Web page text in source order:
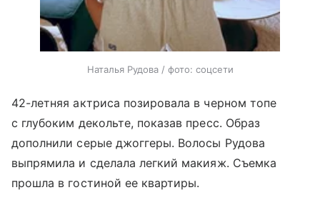
Наталья Рудова / фото: соцсети
42-летняя актриса позировала в черном топе
с глубоким декольте, показав пресс. Образ
дополнили серые джоггеры. Волосы Рудова
выпрямила и сделала легкий макияж. Съемка
прошла в гостиной ее квартиры.